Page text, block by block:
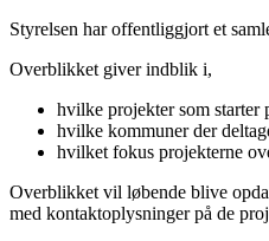
Styrelsen har offentliggjort et
Overblikket giver indblik i,
hvilke projekter som starter
hvilke kommuner der
hvilket fokus projekterne
Overblikket vil løbende blive
med kontaktoplysninger på de